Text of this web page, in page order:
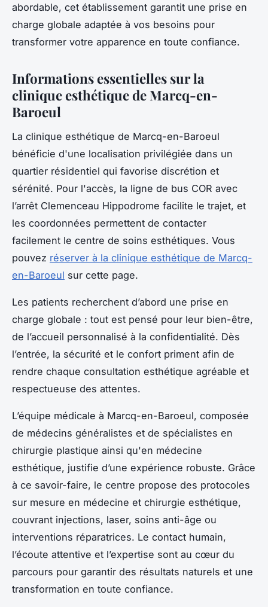
abordable, cet établissement garantit une prise en
charge globale adaptée à vos besoins pour
transformer votre apparence en toute confiance.
Informations essentielles sur la
clinique esthétique de Marcq-en-
Baroeul
La clinique esthétique de Marcq-en-Baroeul
bénéficie d'une localisation privilégiée dans un
quartier résidentiel qui favorise discrétion et
sérénité. Pour l'accès, la ligne de bus COR avec
l’arrêt Clemenceau Hippodrome facilite le trajet, et
les coordonnées permettent de contacter
facilement le centre de soins esthétiques. Vous
pouvez réserver à la clinique esthétique de Marcq-
en-Baroeul sur cette page.
Les patients recherchent d’abord une prise en
charge globale : tout est pensé pour leur bien-être,
de l’accueil personnalisé à la confidentialité. Dès
l’entrée, la sécurité et le confort priment afin de
rendre chaque consultation esthétique agréable et
respectueuse des attentes.
L’équipe médicale à Marcq-en-Baroeul, composée
de médecins généralistes et de spécialistes en
chirurgie plastique ainsi qu'en médecine
esthétique, justifie d’une expérience robuste. Grâce
à ce savoir-faire, le centre propose des protocoles
sur mesure en médecine et chirurgie esthétique,
couvrant injections, laser, soins anti-âge ou
interventions réparatrices. Le contact humain,
l’écoute attentive et l’expertise sont au cœur du
parcours pour garantir des résultats naturels et une
transformation en toute confiance.